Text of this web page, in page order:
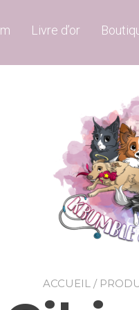
Livre d’or
ACCUEIL/